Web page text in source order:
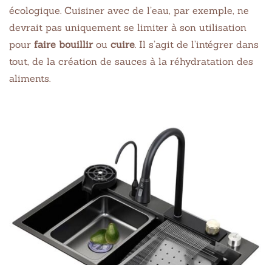
écologique. Cuisiner avec de l’eau, par exemple, ne
devrait pas uniquement se limiter à son utilisation
pour faire bouillirou cuire. Il s’agit de l’intégrer dans
tout, de la création de sauces à la réhydratation des
aliments.